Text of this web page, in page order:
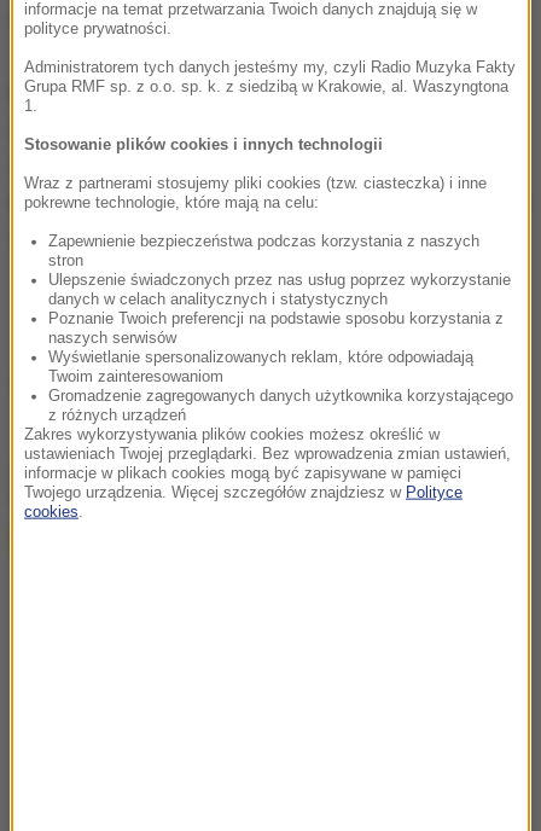
miejsce zajął Włoch Martino Goretti - 7.02,27.
Najważniejszą imprezą w tym sezonie będą
kwalifikacji do przyszłorocznych igrzysk olimpijskich
w Tokio.
Źródło: PAP
chcesz widzieć więcej artykułów od RMF24?dodaj w
Google
informacje na temat przetwarzania Twoich danych znajdują się w
polityce prywatności.
Administratorem tych danych jesteśmy my, czyli Radio Muzyka Fakty
Grupa RMF sp. z o.o. sp. k. z siedzibą w Krakowie, al. Waszyngtona
1.
Stosowanie plików cookies i innych technologii
Wraz z partnerami stosujemy pliki cookies (tzw. ciasteczka) i inne
pokrewne technologie, które mają na celu:
Zapewnienie bezpieczeństwa podczas korzystania z naszych
stron
Ulepszenie świadczonych przez nas usług poprzez wykorzystanie
danych w celach analitycznych i statystycznych
Poznanie Twoich preferencji na podstawie sposobu korzystania z
naszych serwisów
Wyświetlanie spersonalizowanych reklam, które odpowiadają
Twoim zainteresowaniom
Gromadzenie zagregowanych danych użytkownika korzystającego
z różnych urządzeń
Zakres wykorzystywania plików cookies możesz określić w
ustawieniach Twojej przeglądarki. Bez wprowadzenia zmian ustawień,
informacje w plikach cookies mogą być zapisywane w pamięci
Twojego urządzenia. Więcej szczegółów znajdziesz w Polityce
cookies